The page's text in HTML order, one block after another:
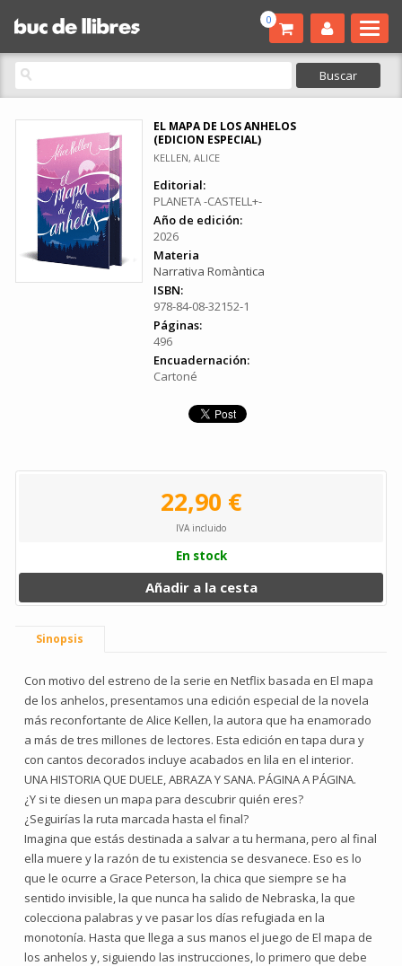
0
EL MAPA DE LOS ANHELOS
(EDICION ESPECIAL)
KELLEN, ALICE
Editorial:
PLANETA -CASTELL+-
Año de edición:
2026
Materia
Narrativa Romàntica
ISBN:
978-84-08-32152-1
Páginas:
496
Encuadernación:
Cartoné
22,90 €
IVA incluido
En stock
Añadir a la cesta
Sinopsis
Con motivo del estreno de la serie en Netflix basada en El mapa
de los anhelos, presentamos una edición especial de la novela
más reconfortante de Alice Kellen, la autora que ha enamorado
a más de tres millones de lectores. Esta edición en tapa dura y
con cantos decorados incluye acabados en lila en el interior.
UNA HISTORIA QUE DUELE, ABRAZA Y SANA. PÁGINA A PÁGINA.
¿Y si te diesen un mapa para descubrir quién eres?
¿Seguirías la ruta marcada hasta el final?
Imagina que estás destinada a salvar a tu hermana, pero al final
ella muere y la razón de tu existencia se desvanece. Eso es lo
que le ocurre a Grace Peterson, la chica que siempre se ha
sentido invisible, la que nunca ha salido de Nebraska, la que
colecciona palabras y ve pasar los días refugiada en la
monotonía. Hasta que llega a sus manos el juego de El mapa de
los anhelos y, siguiendo las instrucciones, lo primero que debe